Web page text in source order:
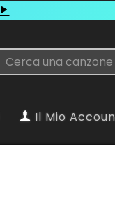
Il Mio